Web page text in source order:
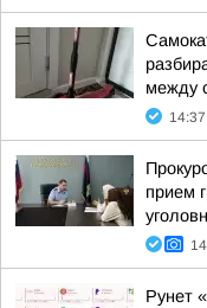
между
14:37
прием
Рунет